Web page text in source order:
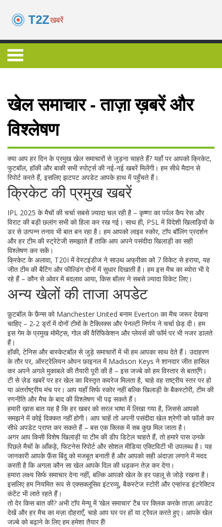
खेल समाचार - ताज़ा ख़बरें और
विश्लेषण
क्या आप हर दिन के प्रमुख खेल समाचारों से जुड़ना चाहते हैं? यहाँ पर आपको क्रिकेट,
फुटबॉल, हॉकी और बाकी सभी स्पोर्ट्स की नई‑नई खबरें मिलेंगी। हम सीधे मैदान से
रिपोर्ट करते हैं, इसलिए झटपट अपडेट आपके हाथ में पहुँचते हैं।
क्रिकेट की प्रमुख खबरें
IPL 2025 के मैचों की चर्चा सबसे ज़्यादा चल रही है – कृष्णा का पर्पल कैप रेस और
विराट की बड़ी छलांग सभी को हिला कर रख गई। साथ ही, PSL में विदेशी खिलाड़ियों के
डर से उत्पन्न तनाव भी बात बन रहा है। हम आपको लाइव स्कोर, टॉप बॉलिंग प्रदर्शन
और हर टीम की स्ट्रेटेजी समझाते हैं ताकि आप अपने पसंदीदा खिलाड़ी का सही
विश्लेषण कर सकें।
क्रिकेट के अलावा, T20I में वेस्टइंडीज ने साउथ अफ्रीका को 7 विकेट से हराया, यह
जीत टीम की बैटिंग और फील्डिंग दोनों में सुधार दिखाती है। हम इस मैच का ब्योरा भी दे
रहे हैं – कौन से ओवर में बदलाव आया, किस बॉलर ने सबसे ज़्यादा विकेट लिए।
अन्य खेलों की ताजा अपडेट
फ़ुटबॉल के फ़ैन्स को Manchester United बनाम Everton का मैच जरूर देखना
चाहिए – 2‑2 ड्रॉ में दोनों टीमों के टैक्लिक्स और पेनल्टी निर्णय ने चर्चा छेड़ दी। हम
इस गेम के प्रमुख मोमेंट्स, गोल की वैरिफिकेशन और प्लेयर्स की फॉर्म पर भी नजर डालते
हैं।
हॉकी, टेनिस और बास्केटबॉल से जुड़े समाचारों में भी हम आपका साथ देते हैं। उदाहरण
के तौर पर, ऑस्ट्रेलियन ओपन फ़ाइनल में Madison Keys ने शानदार जीत हासिल
कर अपने अगले मुकाबले की तैयारी पूरी की है – इस जज्बे को हम विस्तार से बताएँगे।
टी से ज़ेड खबरें पर हर खेल का विस्तृत कवरेज मिलता है, चाहे वह राष्ट्रीय स्तर पर हो
या अंतर्राष्ट्रीय मंच पर। आप यहाँ सिर्फ स्कोर नहीं बल्कि खिलाड़ी के बैकस्टोरी, टीम की
रणनीति और मैच के बाद की विश्लेषण भी पढ़ सकते हैं।
हमारी ख़ास बात यह है कि हर खबर को सरल भाषा में लिखा गया है, जिससे आपको
समझने में कोई दिक्कत नहीं होगी। आप चाहें तो अपनी पसंदीदा खेल श्रेणी को फॉलो कर
सीधे अपडेट प्राप्त कर सकते हैं – बस एक क्लिक में सब कुछ मिल जाता है।
अगर आप किसी विशेष खिलाड़ी या टीम की डीप डिटेल चाहते हैं, तो हमारे पास उनके
पिछले मैचों के आँकड़े, फिटनेस रिपोर्ट और सोशल मीडिया एक्टिविटी भी उपलब्ध है। यह
जानकारी आपके फ़ैंस बिंदु को मजबूत बनाती है और आपको सही अंदाज़ा लगाने में मदद
करती है कि अगला कौन सा खेल आपके दिल की धड़कन तेज़ कर देगा।
हमारा लक्ष्य सिर्फ समाचार देना नहीं, बल्कि आपको खेल के हर पहलू से जोड़े रखना है।
इसलिए हम नियमित रूप से एक्सक्लूसिव इंटरव्यू, बैकस्टेज स्टोरी और एन्हांस्ड इंटरेक्टिव
कंटेंट भी लाते रहते हैं।
तो देर किस बात की? अभी टॉप मेन्यू में ‘खेल समाचार’ टैब पर क्लिक करके ताज़ा अपडेट
देखें और हर मैच का मज़ा दोहराएँ, चाहे आप घर पर हों या ट्रैवल करते हुए। आपके खेल
जज़्बे को बढ़ाने के लिए हम हमेशा तैयार हैं!